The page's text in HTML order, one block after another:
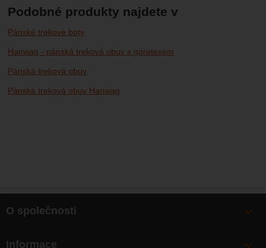
Podobné produkty najdete v
Pánské trekové boty
Hanwag - pánská treková obuv s goretexem
Pánská treková obuv
Pánská treková obuv Hanwag
O společnosti
Informace